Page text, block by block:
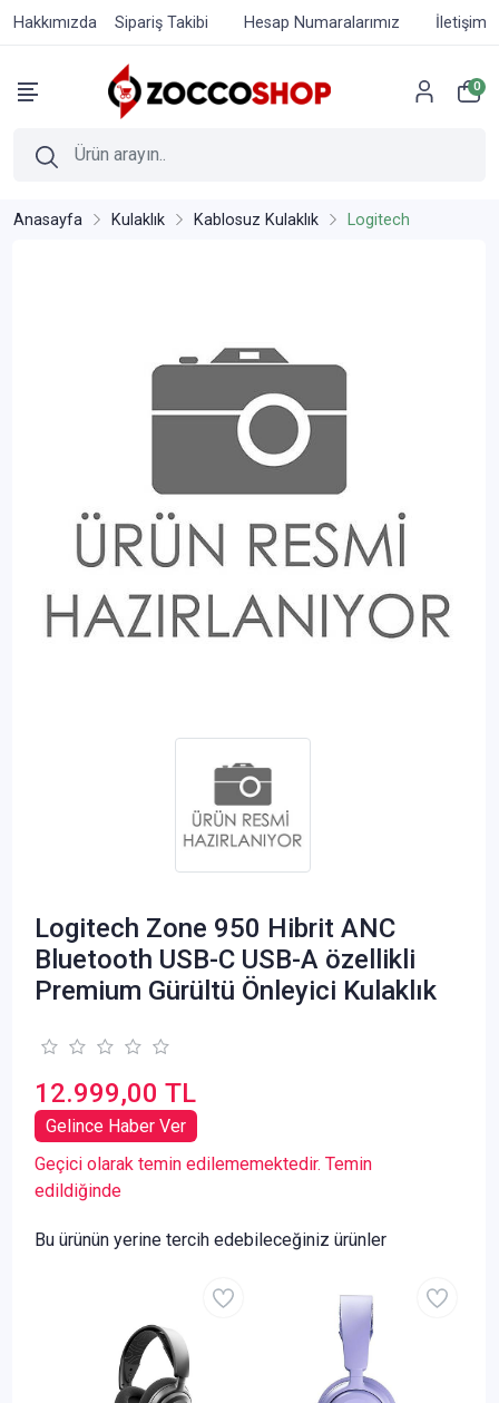
Hakkımızda Sipariş Takibi Hesap Numaralarımız İletişim
0
Anasayfa Kulaklık Kablosuz Kulaklık Logitech
Logitech Zone 950 Hibrit ANC
Bluetooth USB-C USB-A özellikli
Premium Gürültü Önleyici Kulaklık
12.999,00 TL
Gelince Haber Ver
Geçici olarak temin edilememektedir. Temin
edildiğinde
Bu ürünün yerine tercih edebileceğiniz ürünler